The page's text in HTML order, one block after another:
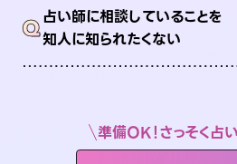
Q占い師に相談していることを
知人に知られたくない
準備OK！さっそく占